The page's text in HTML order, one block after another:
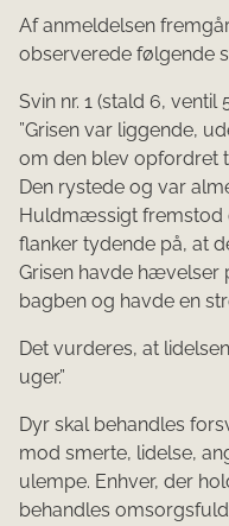
Af anmeldelsen
observerede følgende
Svin nr. 1 (stald 6, ventil
”Grisen var liggende,
om den blev op­fordret
Den rystede og var
Huldmæssigt fremstod
flanker tydende på, at
Grisen havde hævelser
bagben og havde en
Det vurderes, at
uger.”
Dyr skal behandles
mod smerte, lidelse,
ulempe. Enhver, der
behandles